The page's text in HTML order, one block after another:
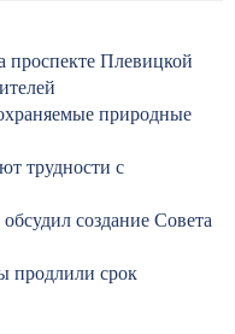
проспекте Плевицкой
природные
трудности с
создание Совета
продлили срок